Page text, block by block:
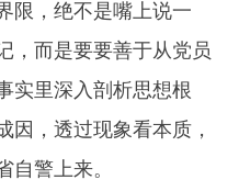
限，绝不是嘴上说一
，而是要要善于从党员
实里深入剖析思想根
因，透过现象看本质，
自警上来。